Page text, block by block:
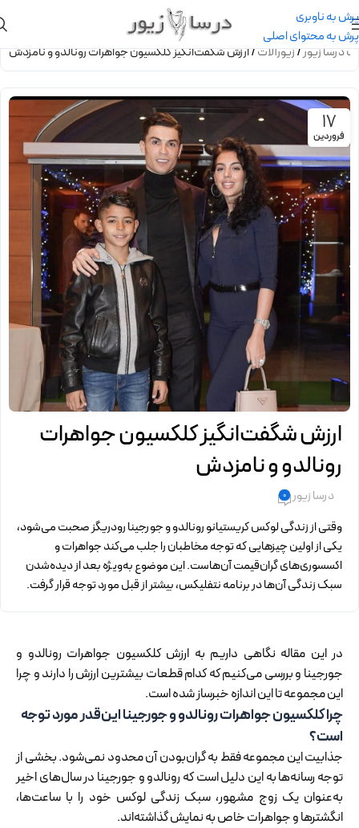
پرش به ناوبری
پرش به محتوای اصلی
درسا زیور/زیورآلات/ارزش شگفت‌انگیز کلکسیون جواهرات رونالدو و نامزدش
17
فروردین
ارزش شگفت‌انگیز کلکسیون جواهرات
رونالدو و نامزدش
درسا زیور 0
وقتی از زندگی لوکس کریستیانو رونالدو و جورجینا رودریگز صحبت می‌شود،
یکی از اولین چیزهایی که توجه مخاطبان را جلب می‌کند جواهرات و
اکسسوری‌های گران‌قیمت آن‌هاست. این موضوع به‌ویژه بعد از دیده‌شدن
سبک زندگی آن‌ها در برنامه نتفلیکس، بیشتر از قبل مورد توجه قرار گرفت.
در این مقاله نگاهی داریم به ارزش کلکسیون جواهرات رونالدو و
جورجینا و بررسی می‌کنیم که کدام قطعات بیشترین ارزش را دارند و چرا
این مجموعه تا این اندازه خبرساز شده است.
چرا کلکسیون جواهرات رونالدو و جورجینا این‌قدر مورد توجه
است؟
جذابیت این مجموعه فقط به گران‌بودن آن محدود نمی‌شود. بخشی از
توجه رسانه‌ها به این دلیل است که رونالدو و جورجینا در سال‌های اخیر
به‌عنوان یک زوج مشهور، سبک زندگی لوکس خود را با ساعت‌ها،
انگشترها و جواهرات خاص به نمایش گذاشته‌اند.